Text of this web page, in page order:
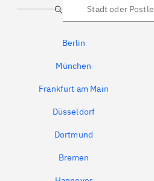
Suche
Berlin
München
Frankfurt am Main
Düsseldorf
Dortmund
Bremen